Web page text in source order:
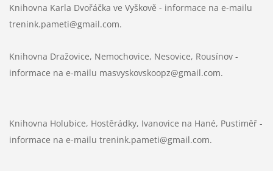
Knihovna Karla Dvořáčka ve Vyškově - informace na e-mailu
trenink.pameti@gmail.com.
Knihovna Dražovice, Nemochovice, Nesovice, Rousínov -
informace na e-mailu masvyskovskoopz@gmail.com.
Knihovna Holubice, Hostěrádky, Ivanovice na Hané, Pustiměř -
informace na e-mailu trenink.pameti@gmail.com.